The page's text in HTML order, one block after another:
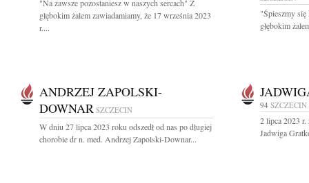
"Na zawsze pozostaniesz w naszych sercach" Z
głębokim żalem zawiadamiamy, że 17 września 2023
r....
"Śpieszmy
głębokim
ANDRZEJ ZAPOLSKI-
DOWNAR SZCZECIN
W dniu 27 lipca 2023 roku odszedł od nas po długiej
chorobie dr n. med. Andrzej Zapolski-Downar...
94 SZCZECIN
2 lipca 2023 r.
Jadwiga